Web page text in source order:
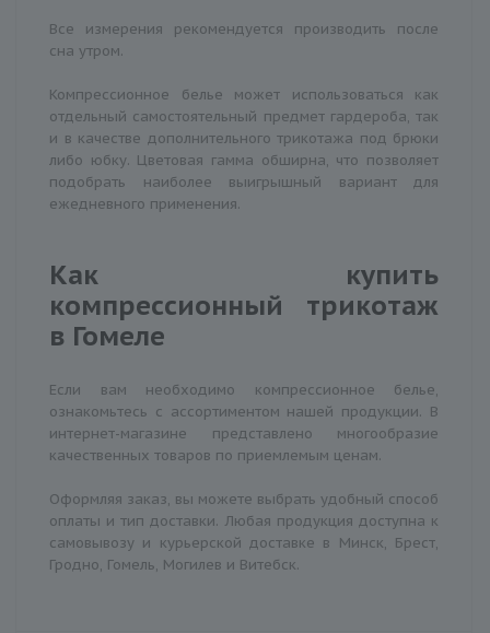
Все измерения рекомендуется производить после
сна утром.
Компрессионное белье может использоваться как
отдельный самостоятельный предмет гардероба, так
и в качестве дополнительного трикотажа под брюки
либо юбку. Цветовая гамма обширна, что позволяет
подобрать наиболее выигрышный вариант для
ежедневного применения.
Как купить
компрессионный трикотаж
в Гомеле
Если вам необходимо компрессионное белье,
ознакомьтесь с ассортиментом нашей продукции. В
интернет-магазине представлено многообразие
качественных товаров по приемлемым ценам.
Оформляя заказ, вы можете выбрать удобный способ
оплаты и тип доставки. Любая продукция доступна к
самовывозу и курьерской доставке в Минск, Брест,
Гродно, Гомель, Могилев и Витебск.